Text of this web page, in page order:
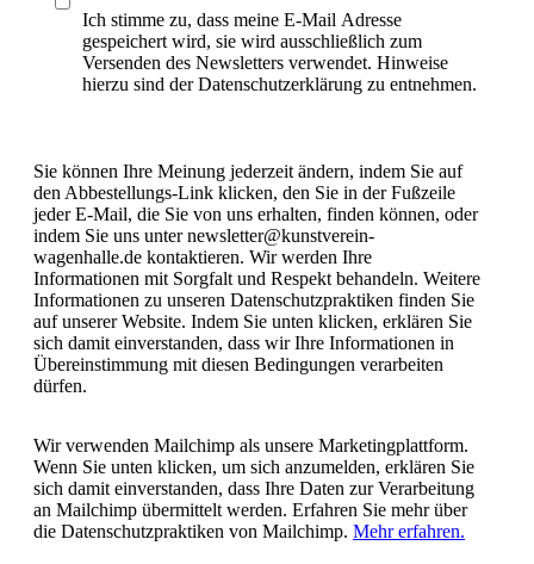
Ich stimme zu, dass meine E-Mail Adresse
gespeichert wird, sie wird ausschließlich zum
Versenden des Newsletters verwendet. Hinweise
hierzu sind der Datenschutzerklärung zu entnehmen.
Sie können Ihre Meinung jederzeit ändern, indem Sie auf
den Abbestellungs-Link klicken, den Sie in der Fußzeile
jeder E-Mail, die Sie von uns erhalten, finden können, oder
indem Sie uns unter newsletter@kunstverein-
wagenhalle.de kontaktieren. Wir werden Ihre
Informationen mit Sorgfalt und Respekt behandeln. Weitere
Informationen zu unseren Datenschutzpraktiken finden Sie
auf unserer Website. Indem Sie unten klicken, erklären Sie
sich damit einverstanden, dass wir Ihre Informationen in
Übereinstimmung mit diesen Bedingungen verarbeiten
dürfen.
Wir verwenden Mailchimp als unsere Marketingplattform.
Wenn Sie unten klicken, um sich anzumelden, erklären Sie
sich damit einverstanden, dass Ihre Daten zur Verarbeitung
an Mailchimp übermittelt werden. Erfahren Sie mehr über
die Datenschutzpraktiken von Mailchimp. Mehr erfahren.